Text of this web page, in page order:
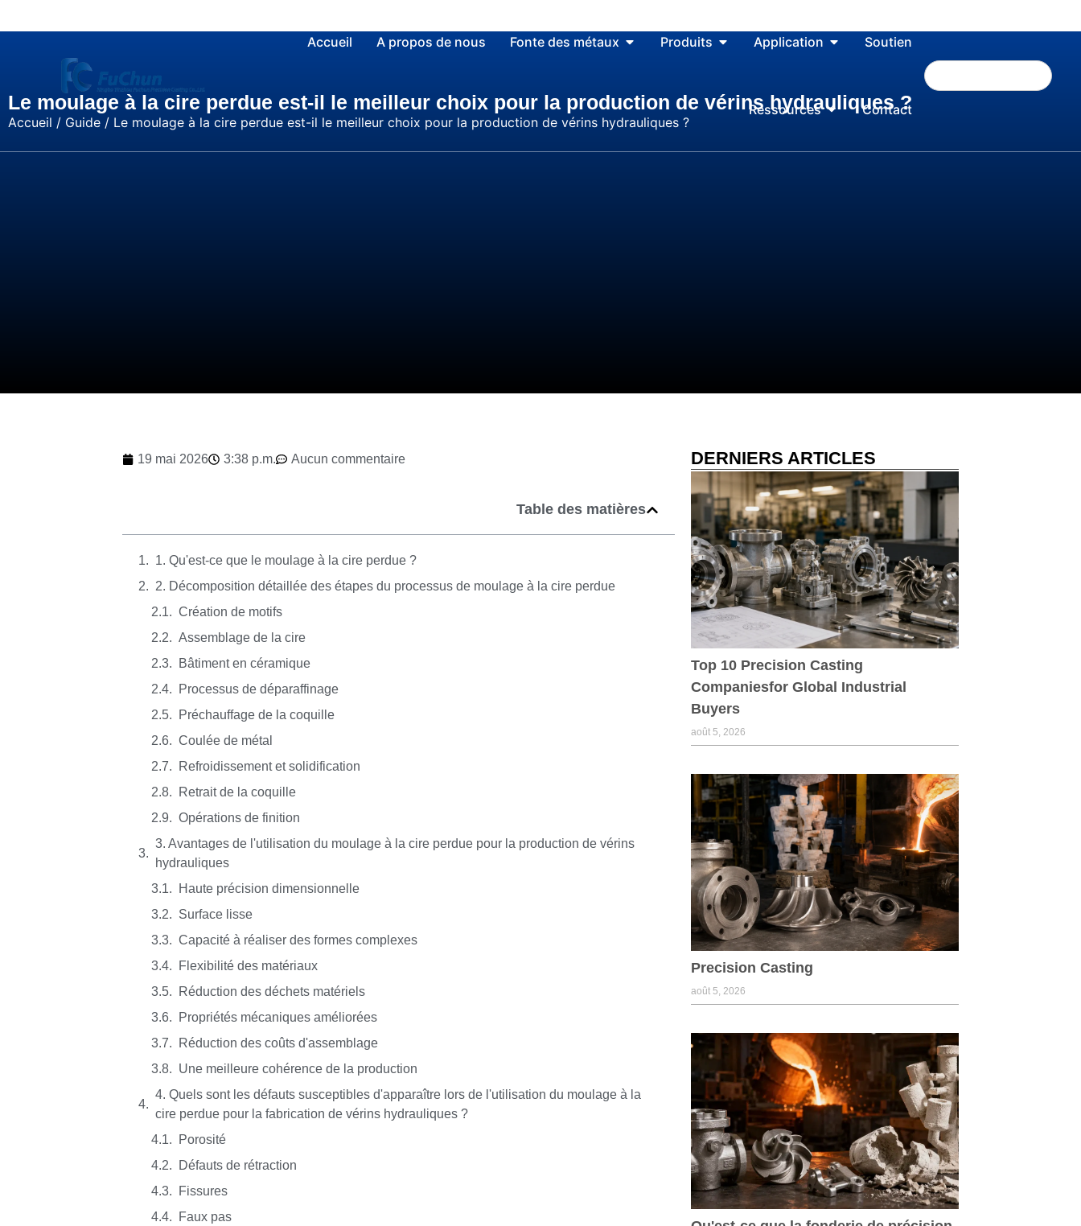
Accueil A propos de nous Fonte des métaux Produits Application Soutien
Ressources Contact
Le moulage à la cire perdue est-il le meilleur choix pour la production de vérins hydrauliques ?
Accueil / Guide / Le moulage à la cire perdue est-il le meilleur choix pour la production de vérins hydrauliques ?
19 mai 2026 3:38 p.m. Aucun commentaire
Table des matières
1. Qu'est-ce que le moulage à la cire perdue ?
2. Décomposition détaillée des étapes du processus de moulage à la cire perdue
Création de motifs
Assemblage de la cire
Bâtiment en céramique
Processus de déparaffinage
Préchauffage de la coquille
Coulée de métal
Refroidissement et solidification
Retrait de la coquille
Opérations de finition
3. Avantages de l'utilisation du moulage à la cire perdue pour la production de vérins
hydrauliques
Haute précision dimensionnelle
Surface lisse
Capacité à réaliser des formes complexes
Flexibilité des matériaux
Réduction des déchets matériels
Propriétés mécaniques améliorées
Réduction des coûts d'assemblage
Une meilleure cohérence de la production
4. Quels sont les défauts susceptibles d'apparaître lors de l'utilisation du moulage à la
cire perdue pour la fabrication de vérins hydrauliques ?
Porosité
Défauts de rétraction
Fissures
Faux pas
DERNIERS ARTICLES
Top 10 Precision Casting
Companiesfor Global Industrial
Buyers
août 5, 2026
Precision Casting
août 5, 2026